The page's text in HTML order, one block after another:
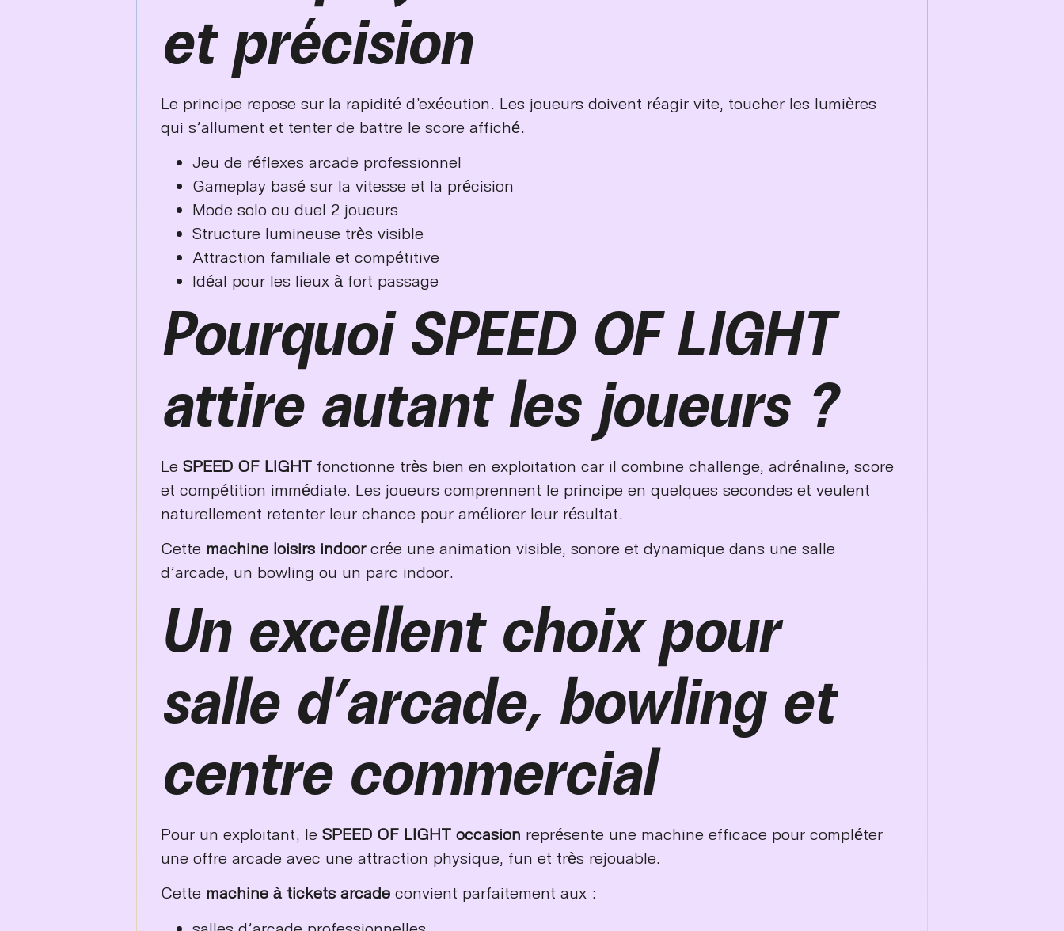
et précision
Le principe repose sur la rapidité d’exécution. Les joueurs doivent réagir vite, toucher les lumières
qui s’allument et tenter de battre le score affiché.
Jeu de réflexes arcade professionnel
Gameplay basé sur la vitesse et la précision
Mode solo ou duel 2 joueurs
Structure lumineuse très visible
Attraction familiale et compétitive
Idéal pour les lieux à fort passage
Pourquoi SPEED OF LIGHT
attire autant les joueurs ?
Le SPEED OF LIGHT fonctionne très bien en exploitation car il combine challenge, adrénaline, score
et compétition immédiate. Les joueurs comprennent le principe en quelques secondes et veulent
naturellement retenter leur chance pour améliorer leur résultat.
Cette machine loisirs indoorcrée une animation visible, sonore et dynamique dans une salle
d’arcade, un bowling ou un parc indoor.
Un excellent choix pour
salle d’arcade, bowling et
centre commercial
Pour un exploitant, le SPEED OF LIGHT occasion représente une machine efficace pour compléter
une offre arcade avec une attraction physique, fun et très rejouable.
Cette machine à tickets arcade convient parfaitement aux :